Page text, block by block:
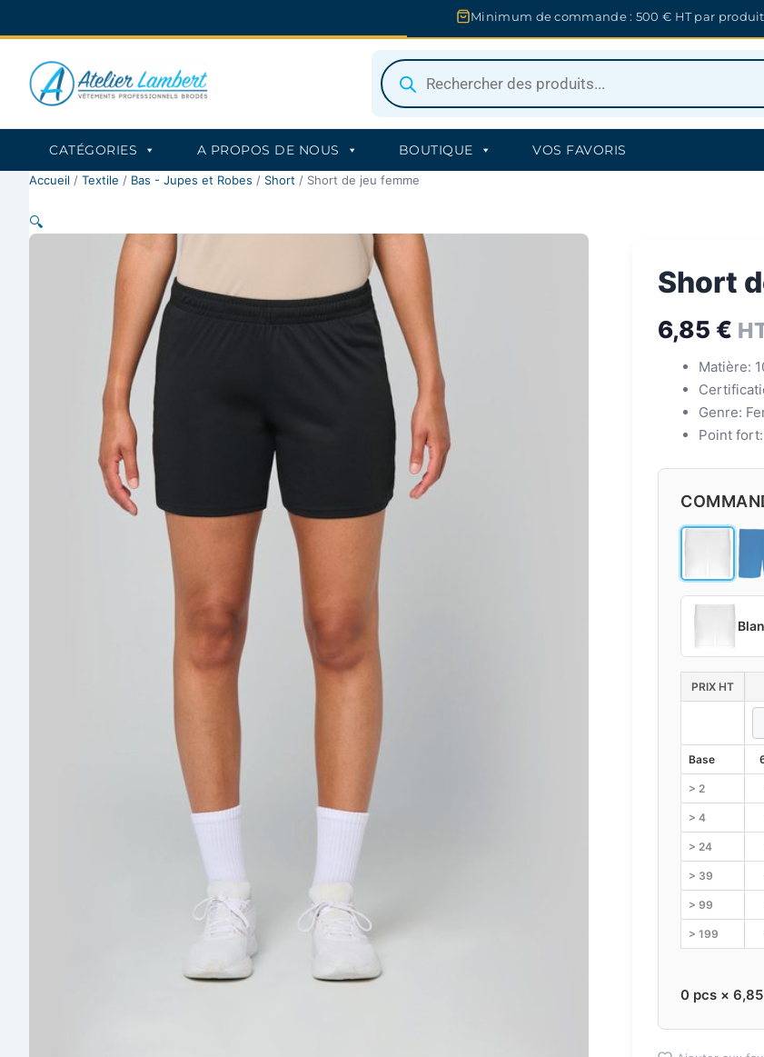
au
Minimum de commande : 500 € HT par produit
Recherche
de
produits
CATÉGORIES A PROPOS DE NOUS BOUTIQUE VOS FAVORIS
Accueil / Textile / Bas - Jupes et Robes / Short / Short de jeu femme
🔍
Short
6,85 €
Matière:
Genre:
Point
PRIX HT
Base
> 2
> 4
> 24
> 39
> 99
> 199
0 pcs × 6,85